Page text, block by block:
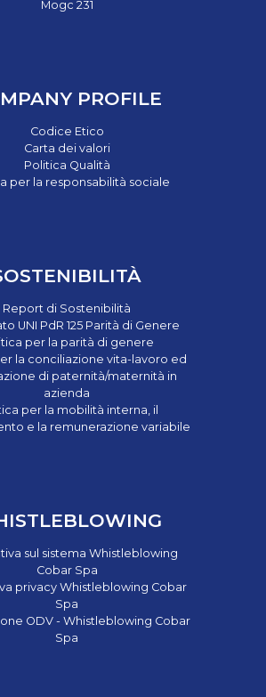
Mogc 231
PROFILE
Codice Etico
Carta dei valori
Politica Qualità
per la responsabilità sociale
Report di Sostenibilità
UNI PdR 125 Parità di Genere
per la parità di genere
la conciliazione vita-lavoro ed
di paternità/maternità in
azienda
per la mobilità interna, il
e la remunerazione variabile
sul sistema Whistleblowing
Cobar Spa
privacy Whistleblowing Cobar
Spa
ODV - Whistleblowing Cobar
Spa